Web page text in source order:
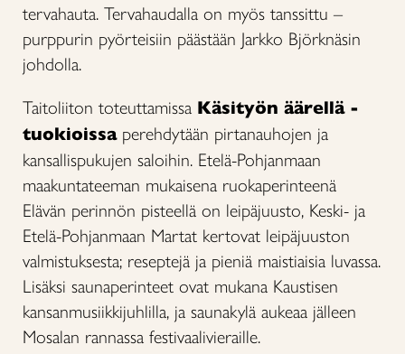
tervahauta. Tervahaudalla on myös tanssittu –
purppurin pyörteisiin päästään Jarkko Björknäsin
johdolla.
Taitoliiton toteuttamissa Käsityön äärellä -
tuokioissaperehdytään pirtanauhojen ja
kansallispukujen saloihin. Etelä-Pohjanmaan
maakuntateeman mukaisena ruokaperinteenä
Elävän perinnön pisteellä on leipäjuusto, Keski- ja
Etelä-Pohjanmaan Martat kertovat leipäjuuston
valmistuksesta; reseptejä ja pieniä maistiaisia luvassa.
Lisäksi saunaperinteet ovat mukana Kaustisen
kansanmusiikkijuhlilla, ja saunakylä aukeaa jälleen
Mosalan rannassa festivaalivieraille.